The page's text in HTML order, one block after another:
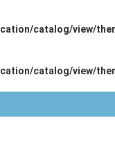
catalog/view/
catalog/view/